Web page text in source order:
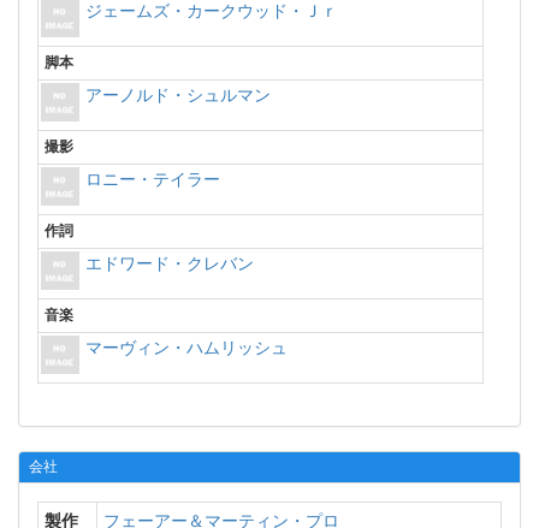
ジェームズ・カークウッド・Ｊｒ
脚本
アーノルド・シュルマン
撮影
ロニー・テイラー
作詞
エドワード・クレバン
音楽
マーヴィン・ハムリッシュ
会社
製作 フェーアー＆マーティン・プロ